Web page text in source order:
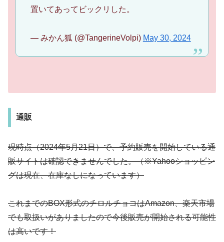
置いてあってビックリした。
— みかん狐 (@TangerineVolpi) May 30, 2024
通販
現時点（2024年5月21日）で、予約販売を開始している通
販サイトは確認できませんでした。（※Yahooショッピン
グは現在、在庫なしになっています）
これまでのBOX形式のチロルチョコはAmazon、楽天市場
でも取扱いがありましたので今後販売が開始される可能性
は高いです！